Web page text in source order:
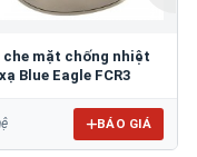
che mặt chống nhiệt
Blue Eagle FCR3
BÁO GIÁ